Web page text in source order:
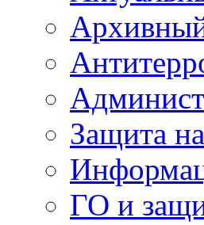
Защита
ГО и